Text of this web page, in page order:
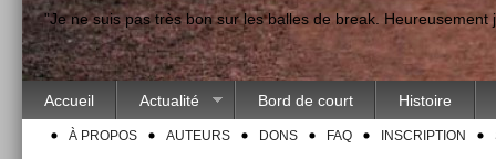
"Je ne suis pas très bon sur les balles de break.
Accueil Actualité Bord de court Histoire
À PROPOS AUTEURS DONS FAQ INSCRIPTION